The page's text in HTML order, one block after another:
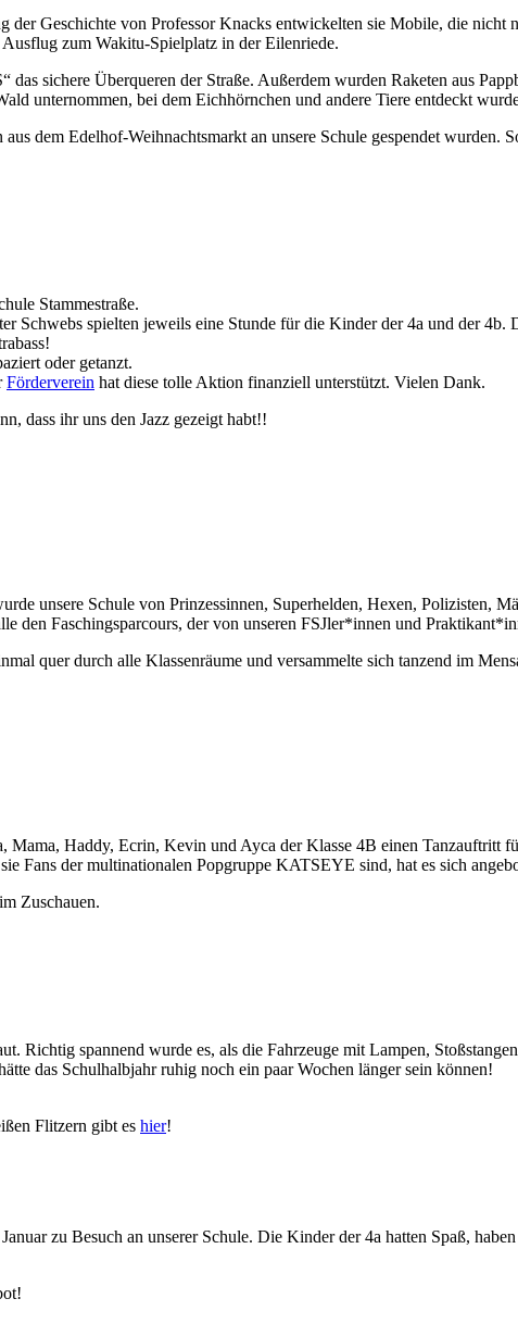
der Geschichte von Professor Knacks entwickelten sie Mobile, die
zum Wakitu-Spielplatz in der Eilenriede.
sichere Überqueren der Straße. Außerdem wurden Raketen aus
unternommen, bei dem Eichhörnchen und andere Tiere entdeckt
dem Edelhof-Weihnachtsmarkt an unsere Schule gespendet
Stammestraße.
Schwebs spielten jeweils eine Stunde für die Kinder der 4a und der 4b.
oder getanzt.
Förderverein hat diese tolle Aktion finanziell unterstützt. Vielen Dank.
dass ihr uns den Jazz gezeigt habt!!
unsere Schule von Prinzessinnen, Superhelden, Hexen, Polizisten,
den Faschingsparcours, der von unseren FSJler*innen und
quer durch alle Klassenräume und versammelte sich tanzend im
Mama, Haddy, Ecrin, Kevin und Ayca der Klasse 4B einen Tanzauftritt
Fans der multinationalen Popgruppe KATSEYE sind, hat es sich
Zuschauen.
Richtig spannend wurde es, als die Fahrzeuge mit Lampen,
das Schulhalbjahr ruhig noch ein paar Wochen länger sein können!
Flitzern gibt es hier!
zu Besuch an unserer Schule. Die Kinder der 4a hatten Spaß,